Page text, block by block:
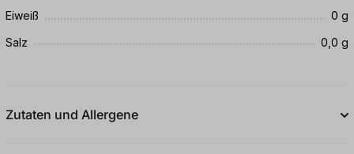
Eiweiß
0 g
Salz
0,0 g
Zutaten und Allergene